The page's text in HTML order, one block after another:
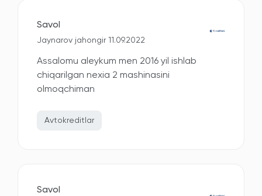
Savol
Jaynarov jahongir 11.09.2022
Assalomu aleykum men 2016 yil ishlab
chiqarilgan nexia 2 mashinasini
olmoqchiman
Avtokreditlar
Savol